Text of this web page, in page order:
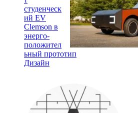
студенческ
ий EV
Clemson в
энерго-
положител
ьный прототип
Дизайн